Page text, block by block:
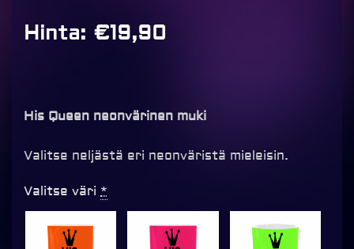
Hinta: €19,90
His Queen neonvärinen muki
Valitse neljästä eri neonväristä mieleisin.
Valitse väri *
His
queen
neon